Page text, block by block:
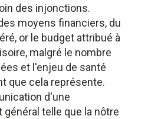
des injonctions.
moyens financiers, du
or le budget attribué à
malgré le nombre
et l'enjeu de santé
que cela représente.
d'une
général telle que la nôtre